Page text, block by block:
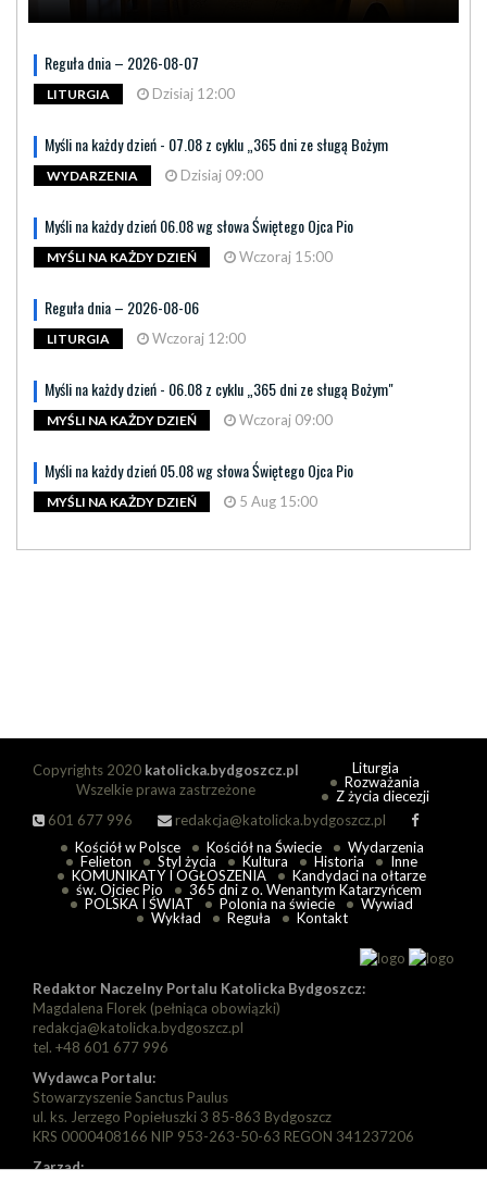
Reguła dnia – 2026-08-07
LITURGIA Dzisiaj 12:00
Myśli na każdy dzień - 07.08 z cyklu „365 dni ze sługą Bożym
WYDARZENIA Dzisiaj 09:00
Myśli na każdy dzień 06.08 wg słowa Świętego Ojca Pio
MYŚLI NA KAŻDY DZIEŃ Wczoraj 15:00
Reguła dnia – 2026-08-06
LITURGIA Wczoraj 12:00
Myśli na każdy dzień - 06.08 z cyklu „365 dni ze sługą Bożym"
MYŚLI NA KAŻDY DZIEŃ Wczoraj 09:00
Myśli na każdy dzień 05.08 wg słowa Świętego Ojca Pio
MYŚLI NA KAŻDY DZIEŃ 5 Aug 15:00
Copyrights 2020 katolicka.bydgoszcz.pl
Wszelkie prawa zastrzeżone
601 677 996
redakcja@katolicka.bydgoszcz.pl
Liturgia
Rozważania
Z życia diecezji
Kościół w Polsce Kościół na Świecie
Wydarzenia
Felieton
Styl życia Kultura Historia
Inne
KOMUNIKATY I OGŁOSZENIA
Kandydaci na ołtarze
św. Ojciec Pio
365 dni z o. Wenantym Katarzyńcem
POLSKA I ŚWIAT
Polonia na świecie
Wywiad
Wykład
Reguła Kontakt
Redaktor Naczelny Portalu Katolicka Bydgoszcz:
Magdalena Florek (pełniąca obowiązki)
redakcja@katolicka.bydgoszcz.pl
tel. +48 601 677 996
Wydawca Portalu:
Stowarzyszenie Sanctus Paulus
ul. ks. Jerzego Popiełuszki 3 85-863 Bydgoszcz
KRS 0000408166 NIP 953-263-50-63 REGON 341237206
Zarząd: